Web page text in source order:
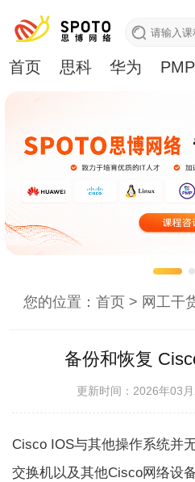
首页 思科 华为 PMP
您的位置：首页 > 网工干
备份和恢复
更新时间：2026年03
Cisco IOS与其他操作系统并
交换机以及其他Cisco网络设